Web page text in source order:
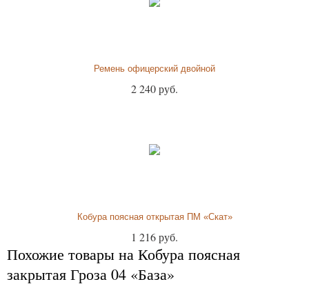
Ремень офицерский двойной
2 240 руб.
Кобура поясная открытая ПМ «Скат»
1 216 руб.
Похожие товары на Кобура поясная
закрытая Гроза 04 «База»